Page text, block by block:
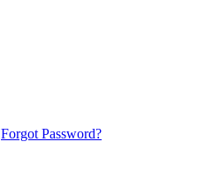
Forgot Password?